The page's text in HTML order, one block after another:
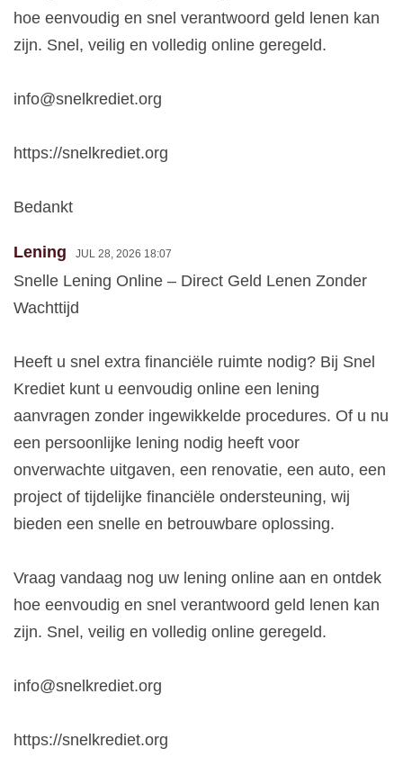
hoe eenvoudig en snel verantwoord geld lenen kan
zijn. Snel, veilig en volledig online geregeld.
info@snelkrediet.org
https://snelkrediet.org
Bedankt
Lening JUL 28, 2026 18:07
Snelle Lening Online – Direct Geld Lenen Zonder
Wachttijd
Heeft u snel extra financiële ruimte nodig? Bij Snel
Krediet kunt u eenvoudig online een lening
aanvragen zonder ingewikkelde procedures. Of u nu
een persoonlijke lening nodig heeft voor
onverwachte uitgaven, een renovatie, een auto, een
project of tijdelijke financiële ondersteuning, wij
bieden een snelle en betrouwbare oplossing.
Vraag vandaag nog uw lening online aan en ontdek
hoe eenvoudig en snel verantwoord geld lenen kan
zijn. Snel, veilig en volledig online geregeld.
info@snelkrediet.org
https://snelkrediet.org